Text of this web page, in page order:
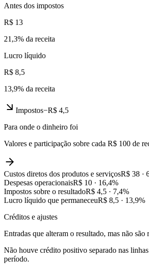
Antes dos impostos
R$ 13
21,3% da receita
Lucro líquido
R$ 8,5
13,9% da receita
Impostos−R$ 4,5
Para onde o dinheiro foi
Valores e participação sobre cada R$ 100 de
Custos diretos dos produtos e serviçosR$ 38 ·
Despesas operacionaisR$ 10 · 16,4%
Impostos sobre o resultadoR$ 4,5 · 7,4%
Lucro líquido que permaneceuR$ 8,5 · 13,9%
Créditos e ajustes
Entradas que alteram o resultado, mas não são
Não houve crédito positivo separado nas
período.